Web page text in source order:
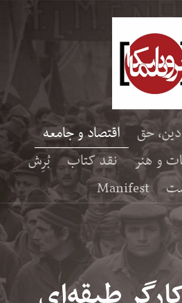
حق
اقتصاد و جامعه
و هنر نقد کتاب
بُرِش
Manifest